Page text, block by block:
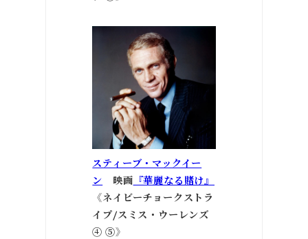
スティーブ・マックイー
ン映画『華麗なる賭け』
《ネイビーチョークストラ
イプ/スミス・ウーレンズ
④ ⑤》